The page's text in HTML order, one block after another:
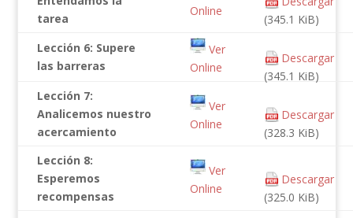
tarea
Online
(345.1 KiB)
Lección 6: Supere
las barreras
Ver
Online
Descargar
(345.1 KiB)
Lección 7:
Analicemos nuestro
acercamiento
Ver
Online
Descargar
(328.3 KiB)
Lección 8:
Esperemos
recompensas
Ver
Online
Descargar
(325.0 KiB)